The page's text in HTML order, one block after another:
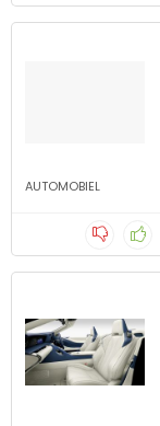
AUTOMOBIEL